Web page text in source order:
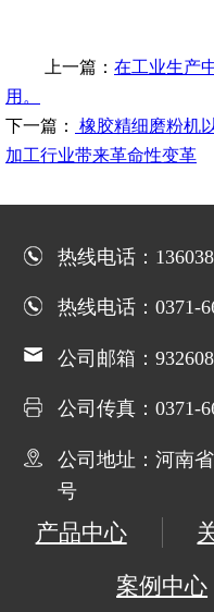
上一篇： 在工业生产
用。
下一篇：
橡胶精细磨粉机
加工行业带来革命性变革
热线电话：
热线电话：0371-
公司邮箱：
公司传真：0371-
公司地址：河南
号
产品中心
案例中心